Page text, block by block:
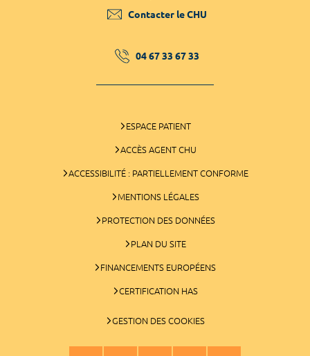
Contacter le CHU
04 67 33 67 33
ESPACE PATIENT
ACCÈS AGENT CHU
ACCESSIBILITÉ : PARTIELLEMENT CONFORME
MENTIONS LÉGALES
PROTECTION DES DONNÉES
PLAN DU SITE
FINANCEMENTS EUROPÉENS
CERTIFICATION HAS
GESTION DES COOKIES